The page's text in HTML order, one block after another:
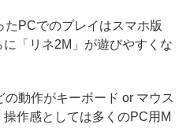
PCでのプレイはスマホ版
「リネ2M」が遊びやすくな
動作がキーボード or マウス
作感としては多くのPC用M